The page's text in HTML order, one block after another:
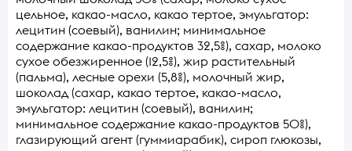
цельное, какао-масло, какао тертое, эмульгатор:
лецитин (соевый), ванилин; минимальное
содержание какао-продуктов 32,5%), сахар, молоко
сухое обезжиренное (12,5%), жир растительный
(пальма), лесные орехи (5,8%), молочный жир,
шоколад (сахар, какао тертое, какао-масло,
эмульгатор: лецитин (соевый), ванилин;
минимальное содержание какао-продуктов 50%),
глазирующий агент (гуммиарабик), сироп глюкозы,